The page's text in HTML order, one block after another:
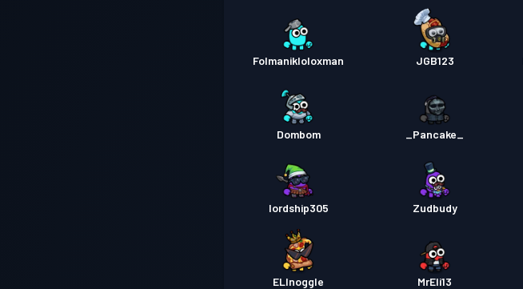
Folmanikloloxman JGB123
Dombom _Pancake_
lordship305 Zudbudy
ELInoggle MrEli13